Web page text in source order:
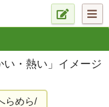
・熱い」イメージ
らめら/